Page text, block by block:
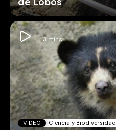
VIDEO Ciencia y Biodiversidad